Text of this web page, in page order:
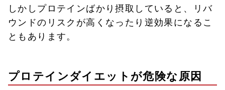
しかしプロテインばかり摂取していると、リバ
ウンドのリスクが高くなったり逆効果になるこ
ともあります。
プロテインダイエットが危険な原因